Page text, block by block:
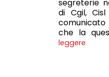
segreterie
di Cgil,
che la
leggere